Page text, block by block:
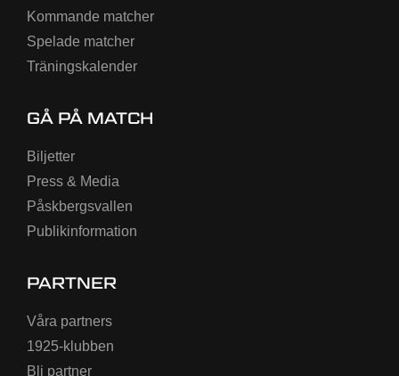
Kommande matcher
Spelade matcher
Träningskalender
GÅ PÅ MATCH
Biljetter
Press & Media
Påskbergsvallen
Publikinformation
PARTNER
Våra partners
1925-klubben
Bli partner